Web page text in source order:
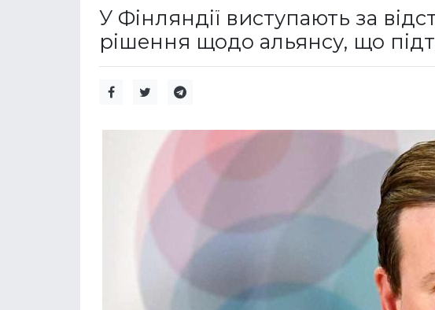
У Фінляндії виступають за
рішення щодо альянсу, що